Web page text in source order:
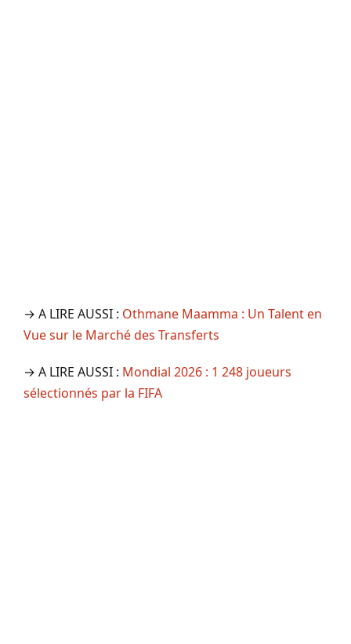
→ A LIRE AUSSI : Othmane Maamma : Un Talent en
Vue sur le Marché des Transferts
→ A LIRE AUSSI : Mondial 2026 : 1 248 joueurs
sélectionnés par la FIFA